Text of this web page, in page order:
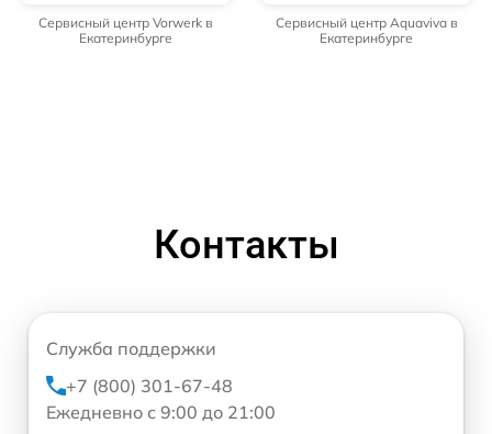
Сервисный центр Vorwerk в
Екатеринбурге
Сервисный центр Aquaviva в
Екатеринбурге
Контакты
Служба поддержки
+7 (800) 301-67-48
Ежедневно с 9:00 до 21:00